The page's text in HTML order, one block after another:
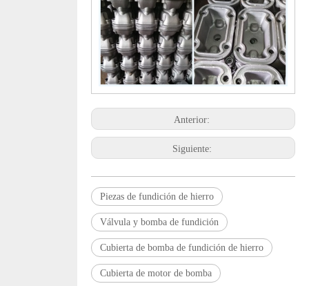
Anterior:
Siguiente:
Piezas de fundición de hierro
Válvula y bomba de fundición
Cubierta de bomba de fundición de hierro
Cubierta de motor de bomba